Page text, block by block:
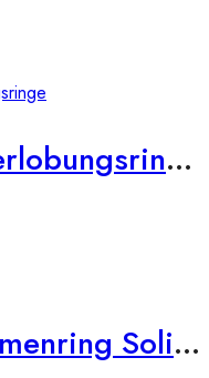
750er Weissgold Verlobungsring 6er Krappe Blütenform ca. 0,36 ct. Illusion Diamant
585er Weißgold Damenring Solitair mit Zirkonia Octagonschliff Gr. 54